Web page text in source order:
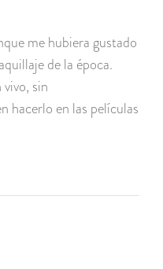
me hubiera gustado
de la época.
sin
hacerlo en las películas